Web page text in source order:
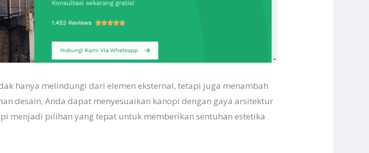
hanya melindungi dari elemen eksternal, tetapi juga menambah
desain, Anda dapat menyesuaikan kanopi dengan gaya arsitektur
menjadi pilihan yang tepat untuk memberikan sentuhan estetika